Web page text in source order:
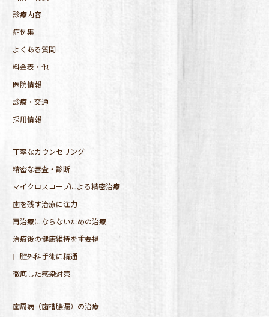
診療内容
症例集
よくある質問
料金表・他
医院情報
診療・交通
採用情報
丁寧なカウンセリング
精密な審査・診断
マイクロスコープによる精密治療
歯を残す治療に注力
再治療にならないための治療
治療後の健康維持を重要視
口腔外科手術に精通
徹底した感染対策
歯周病（歯槽膿漏）の治療